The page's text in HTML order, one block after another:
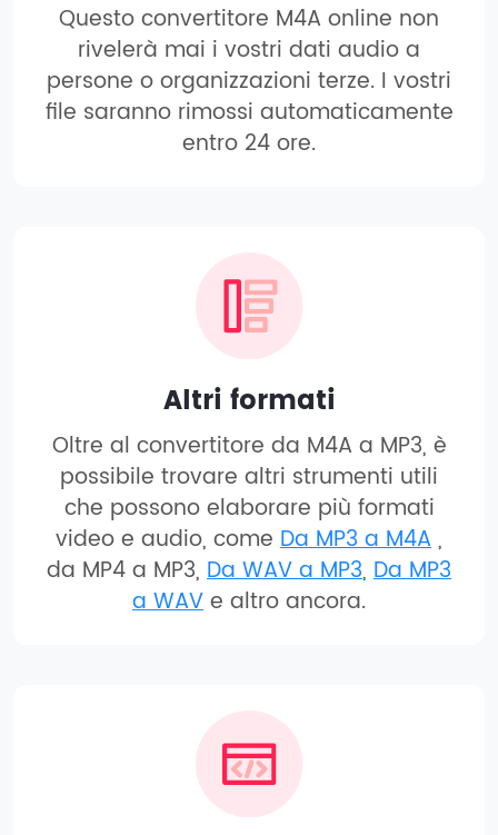
Questo convertitore M4A online non
rivelerà mai i vostri dati audio a
persone o organizzazioni terze. I vostri
file saranno rimossi automaticamente
entro 24 ore.
Altri formati
Oltre al convertitore da M4A a MP3, è
possibile trovare altri strumenti utili
che possono elaborare più formati
video e audio, come Da MP3 a M4A,
da MP4 a MP3, Da WAV a MP3, Da MP3
a WAVe altro ancora.